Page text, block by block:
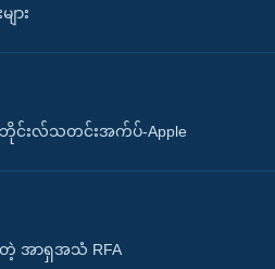
ား
င်းလ်သတင်းအက်ပ်-Apple
အာရှအသံ RFA